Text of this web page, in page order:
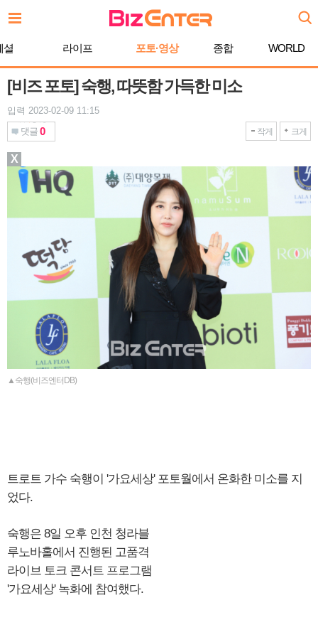
문
로
기
셜 라이프 포토·영상 종합 WORLD
[비즈 포토] 숙행, 따뜻함 가득한 미소
입력 2023-02-09 11:15
댓글 0 작게 크게
▲숙행(비즈엔터DB)
트로트 가수 숙행이 '가요세상' 포토월에서 온화한 미소를 지
었다.
숙행은 8일 오후 인천 청라블
루노바홀에서 진행된 고품격
라이브 토크 콘서트 프로그램
'가요세상' 녹화에 참여했다.
X